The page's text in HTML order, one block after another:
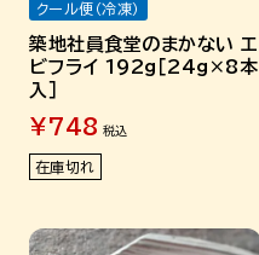
築地社員食堂のまかない エ
ビフライ 192g［24g×8本
入］
クール便（冷凍）
¥ 748 税込
在庫切れ